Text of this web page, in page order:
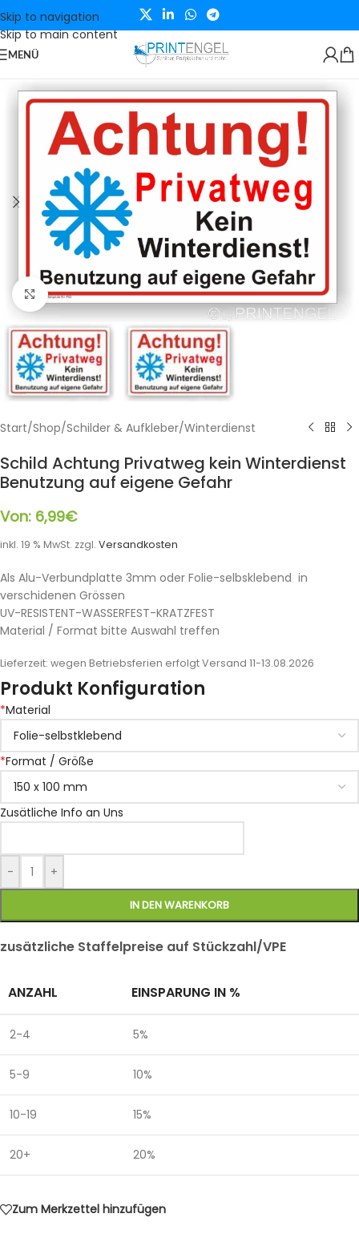
Skip to navigation
Skip to main content
MENÜ
Klicken zum Vergrößern
Start/Shop/Schilder & Aufkleber/Winterdienst
Schild Achtung Privatweg kein Winterdienst
Benutzung auf eigene Gefahr
Von: 6,99€
inkl. 19 % MwSt. zzgl. Versandkosten
Als Alu-Verbundplatte 3mm oder Folie-selbsklebend in
verschidenen Grössen
UV-RESISTENT-WASSERFEST-KRATZFEST
Material / Format bitte Auswahl treffen
Lieferzeit: wegen Betriebsferien erfolgt Versand 11-13.08.2026
Produkt Konfiguration
*Material
*Format / Größe
Zusätliche Info an Uns
- +
IN DEN WARENKORB
zusätzliche Staffelpreise auf Stückzahl/VPE
ANZAHL EINSPARUNG IN %
2-4 5%
5-9 10%
10-19 15%
20+ 20%
Zum Merkzettel hinzufügen